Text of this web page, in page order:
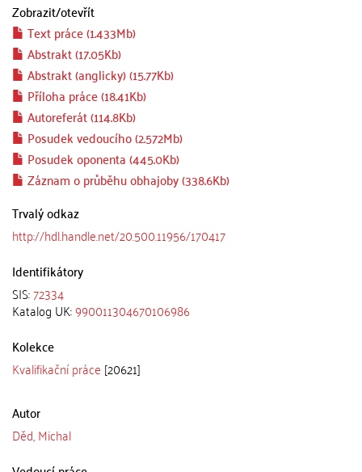
Zobrazit/otevřít
Text práce (1.433Mb)
Abstrakt (17.05Kb)
Abstrakt (anglicky) (15.77Kb)
Příloha práce (18.41Kb)
Autoreferát (114.8Kb)
Posudek vedoucího (2.572Mb)
Posudek oponenta (445.0Kb)
Záznam o průběhu obhajoby (338.6Kb)
Trvalý odkaz
http://hdl.handle.net/20.500.11956/170417
Identifikátory
SIS:72334
Katalog UK:990011304670106986
Kolekce
Kvalifikační práce [20621]
Autor
Děd, Michal